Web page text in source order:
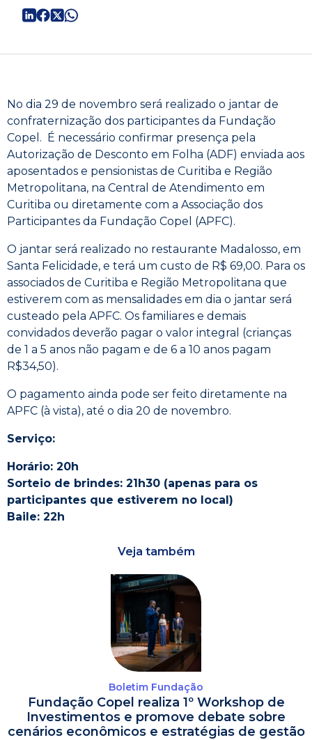
No dia 29 de novembro será realizado o jantar de
confraternização dos participantes da Fundação
Copel. É necessário confirmar presença pela
Autorização de Desconto em Folha (ADF) enviada aos
aposentados e pensionistas de Curitiba e Região
Metropolitana, na Central de Atendimento em
Curitiba ou diretamente com a Associação dos
Participantes da Fundação Copel (APFC).
O jantar será realizado no restaurante Madalosso, em
Santa Felicidade, e terá um custo de R$ 69,00. Para os
associados de Curitiba e Região Metropolitana que
estiverem com as mensalidades em dia o jantar será
custeado pela APFC. Os familiares e demais
convidados deverão pagar o valor integral (crianças
de 1 a 5 anos não pagam e de 6 a 10 anos pagam
R$34,50).
O pagamento ainda pode ser feito diretamente na
APFC (à vista), até o dia 20 de novembro.
Serviço:
Horário: 20h
Sorteio de brindes: 21h30 (apenas para os
participantes que estiverem no local)
Baile: 22h
Veja também
Boletim Fundação
Fundação Copel realiza 1º Workshop de
Investimentos e promove debate sobre
cenários econômicos e estratégias de gestão